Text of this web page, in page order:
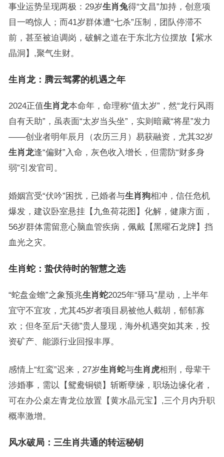
事业运势呈现两极：29岁生肖兔得“文昌”加持，创意项
目一鸣惊人；而41岁群体遭“七杀”压制，团队停滞不
前，甚至被迫调岗，破解之道在于东北方位摆放【紫水
晶洞】,聚气生财。
生肖龙：腾云驾雾的机遇之年
2024正值生肖龙本命年，命理称“值太岁”，然“龙行风雨
自有天助”，虽表面“太岁当头坐”，实则暗藏“将星”发力
——创业者明年辰月（农历三月）易获融资，尤其32岁
生肖龙逢“偏财”入命，灰色收入增长，但需防“财多身
弱”引发官司。
婚姻宫受“伏吟”困扰，已婚者与生肖狗相冲，信任危机
爆发，建议卧室悬挂【九鱼荷花图】化解，健康方面，
56岁群体需留意心脑血管疾病，佩戴【黑曜石龙牌】挡
血光之灾。
生肖蛇：蛰伏待时的智慧之选
“蛇盘金蟾”之象预兆生肖蛇2025年“驿马”星动，上半年
宜守不宜攻，尤其45岁者项目易被他人截胡，郁郁寡
欢；但冬至后“天德”贵人显现，海外机遇突如其来，投
资矿产、能源行业回报丰厚。
感情上“红鸾”迟来，27岁生肖蛇与生肖虎相刑，母辈干
涉婚事，需以【鸳鸯铜锁】斩断孽缘，职场边缘化者，
可在办公桌左青龙位放置【黄水晶元宝】,三个月内升职
概率激增。
风水破局：三生肖共通的转运秘钥